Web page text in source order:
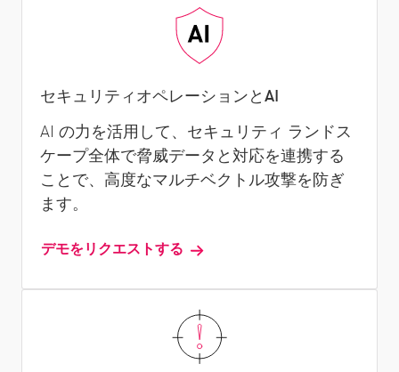
セキュリティオペレーションとAI
AI の力を活用して、セキュリティ ランドス
ケープ全体で脅威データと対応を連携する
ことで、高度なマルチベクトル攻撃を防ぎ
ます。
デモをリクエストする